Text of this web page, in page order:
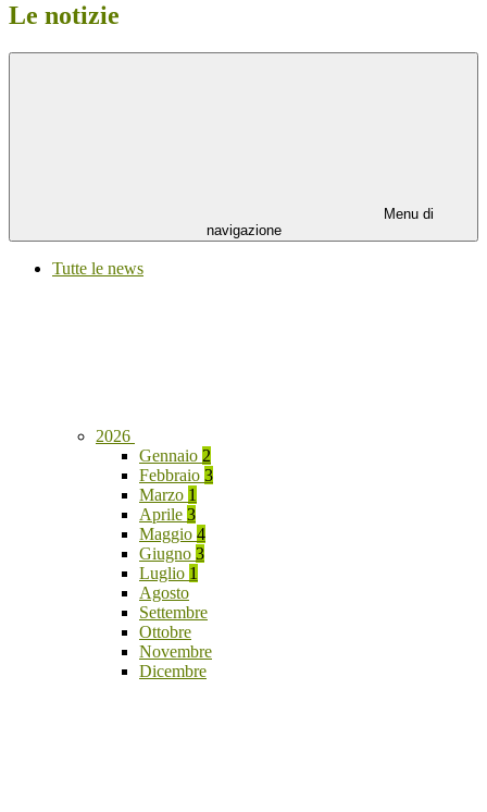
Le notizie
Menu di
navigazione
Tutte le news
2026
Gennaio 2
Febbraio 3
Marzo 1
Aprile 3
Maggio 4
Giugno 3
Luglio 1
Agosto
Settembre
Ottobre
Novembre
Dicembre